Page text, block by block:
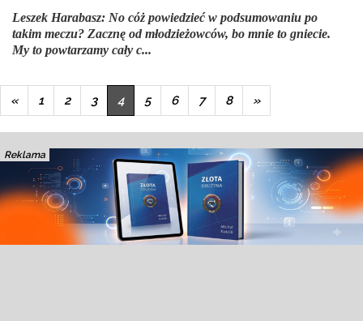
Leszek Harabasz: No cóż powiedzieć w podsumowaniu po
takim meczu? Zacznę od młodzieżowców, bo mnie to gniecie.
My to powtarzamy cały c...
« 1 2 3 4 5 6 7 8 »
Reklama